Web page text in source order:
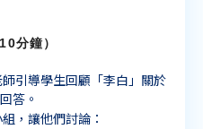
10分鐘）
師引導學生回顧「李白」關於
答。
，讓他們討論：